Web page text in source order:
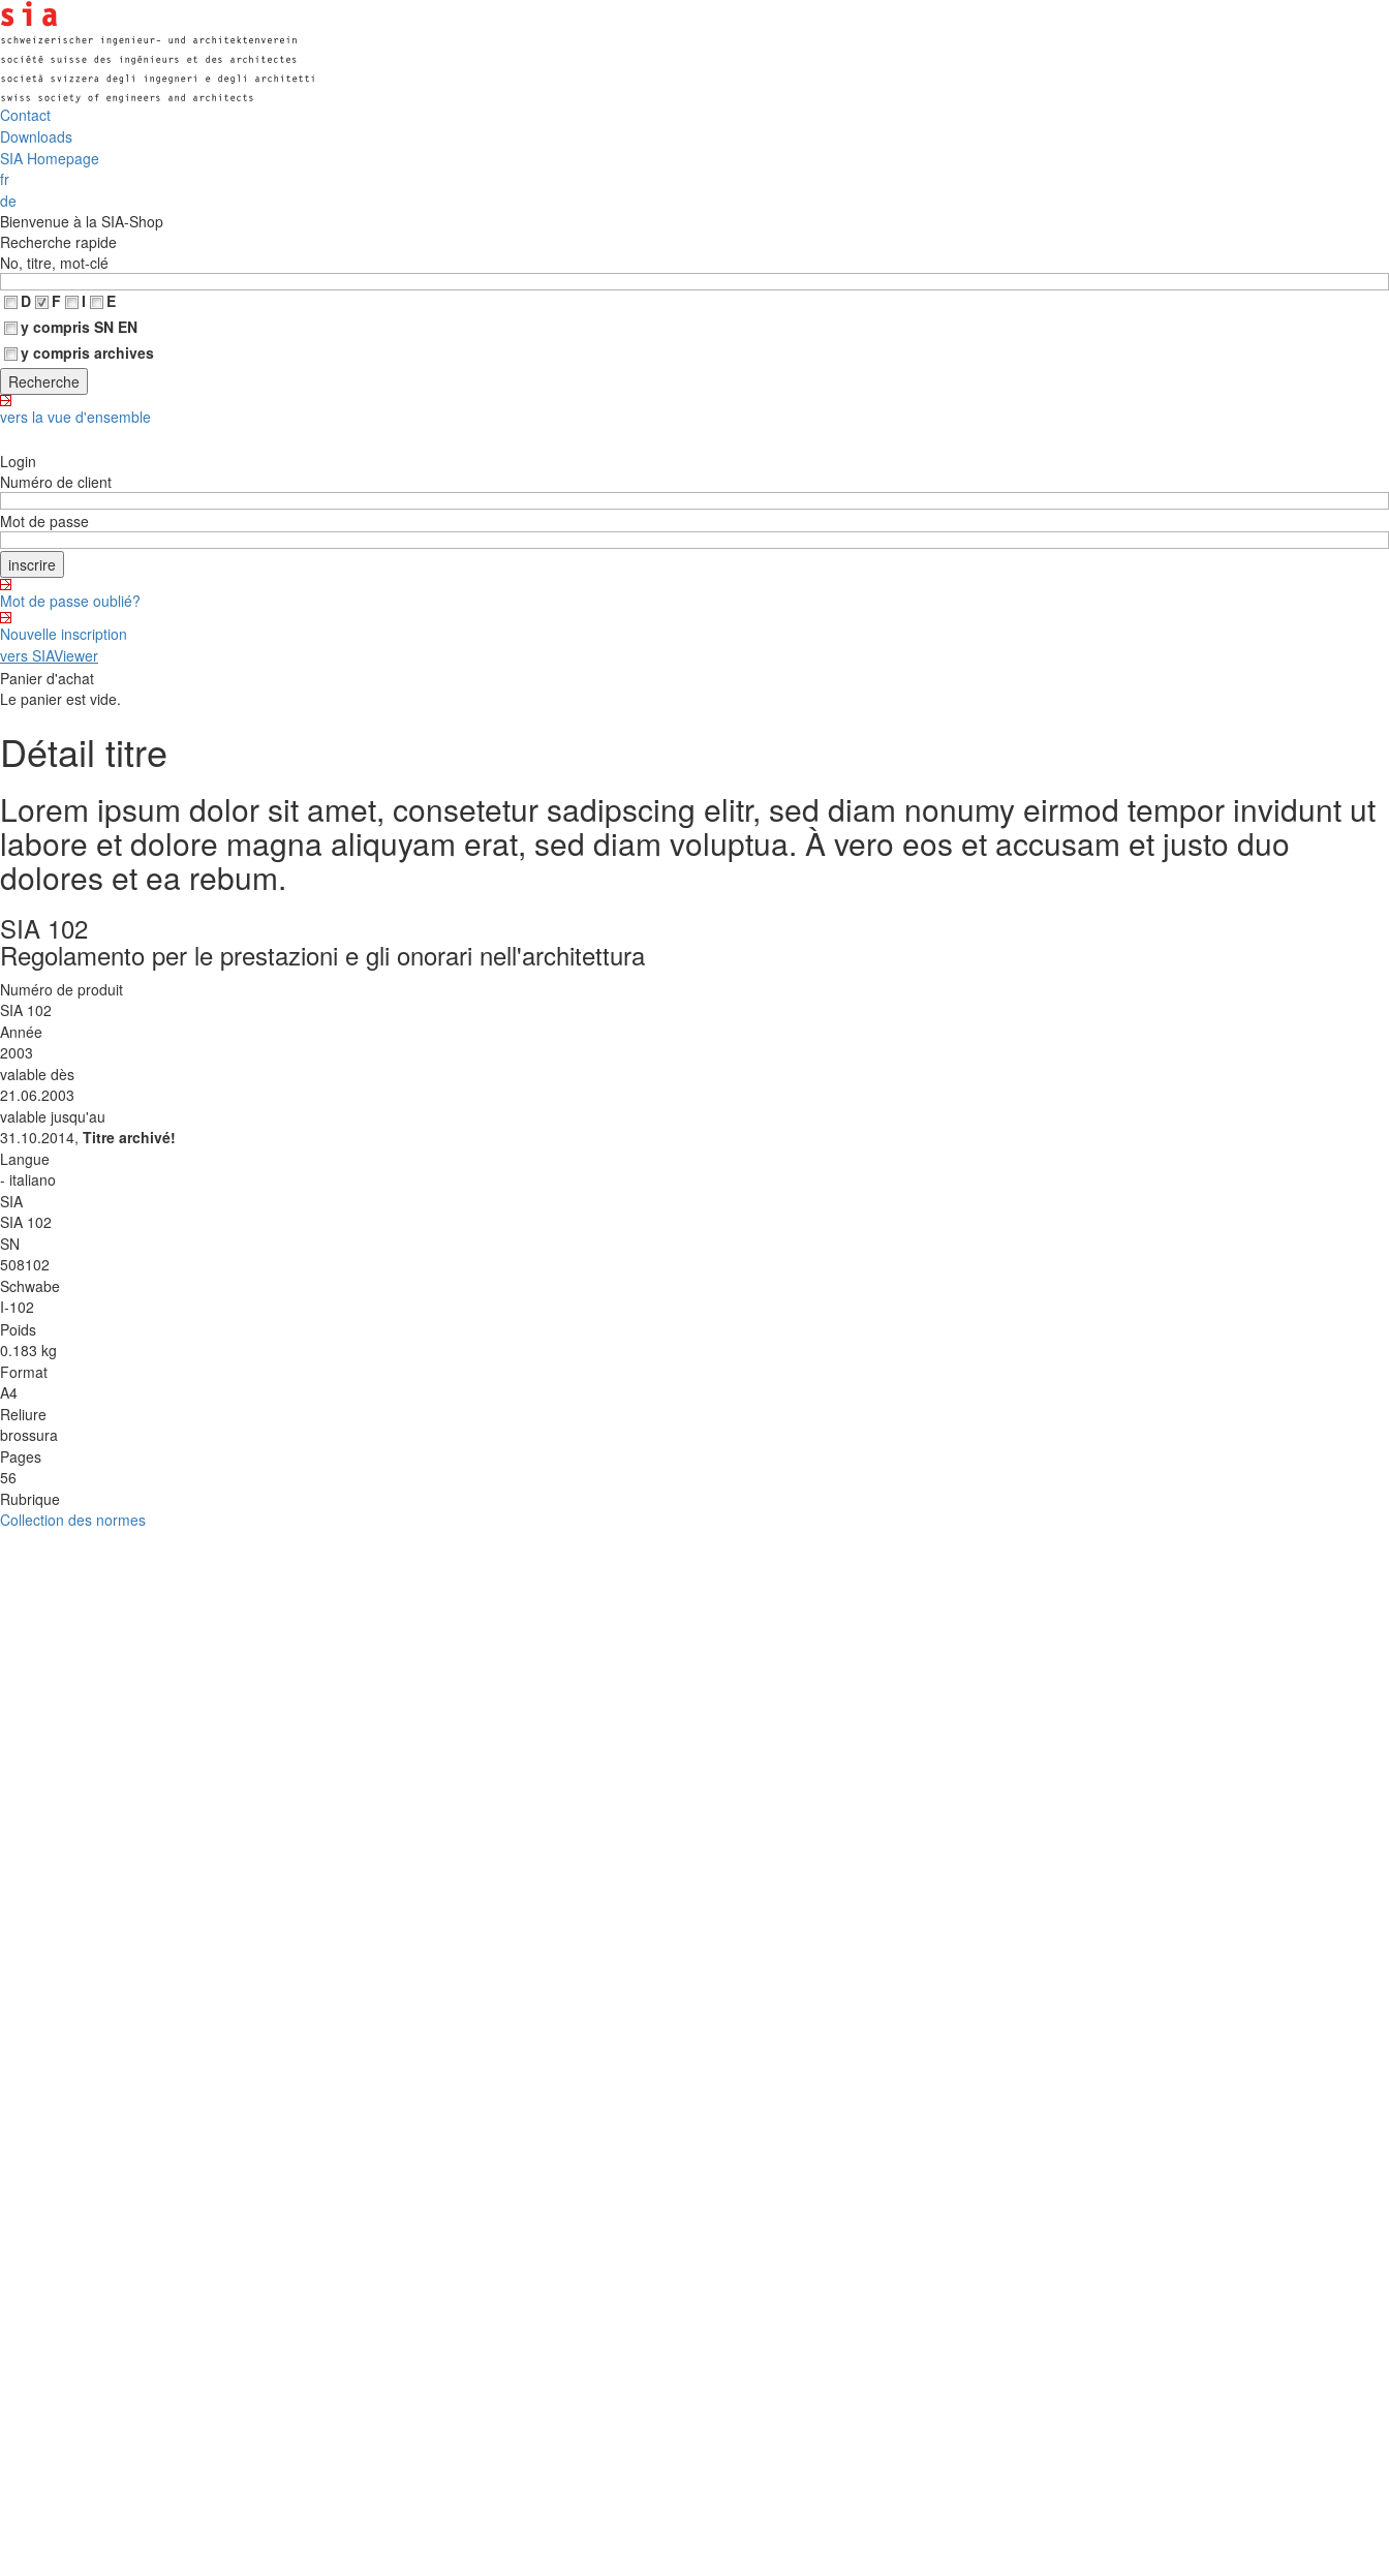
Contact
Downloads
SIA Homepage
fr
de
Bienvenue à la SIA-Shop
Recherche rapide
No, titre, mot-clé
D
F I
E
y compris SN EN
y compris archives
vers la vue d'ensemble
Login
Numéro de client
Mot de passe
Mot de passe oublié?
Nouvelle inscription
vers SIAViewer
Panier d'achat
Le panier est vide.
Détail titre
Lorem ipsum dolor sit amet, consetetur sadipscing elitr, sed diam nonumy eirmod tempor invidunt ut
labore et dolore magna aliquyam erat, sed diam voluptua. À vero eos et accusam et justo duo
dolores et ea rebum.
SIA 102
Regolamento per le prestazioni e gli onorari nell'architettura
Numéro de produit
SIA 102
Année
2003
valable dès
21.06.2003
valable jusqu'au
31.10.2014, Titre archivé!
Langue
- italiano
SIA
SIA 102
SN
508102
Schwabe
I-102
Poids
0.183 kg
Format
A4
Reliure
brossura
Pages
56
Rubrique
Collection des normes